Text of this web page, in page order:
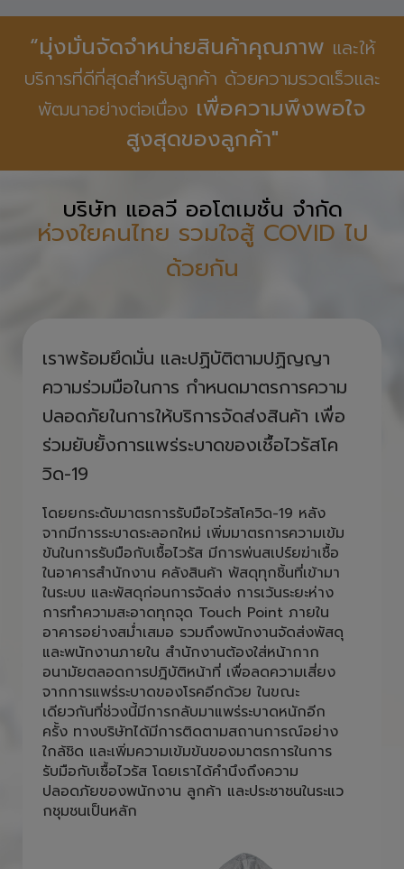
“มุ่งมั่นจัดจำหน่ายสินค้าคุณภาพ และให้
บริการที่ดีที่สุดสำหรับลูกค้า ด้วยความรวดเร็วและ
พัฒนาอย่างต่อเนื่อง เพื่อความพึงพอใจ
สูงสุดของลูกค้า"
บริษัท แอลวี ออโตเมชั่น จำกัด
ห่วงใยคนไทย รวมใจสู้ COVID ไป
ด้วยกัน
เราพร้อมยึดมั่น และปฏิบัติตามปฏิญญา
ความร่วมมือในการ กำหนดมาตรการความ
ปลอดภัยในการให้บริการจัดส่งสินค้า เพื่อ
ร่วมยับยั้งการแพร่ระบาดของเชื้อไวรัสโค
วิด-19
โดยยกระดับมาตรการรับมือไวรัสโควิด-19 หลัง
จากมีการระบาดระลอกใหม่ เพิ่มมาตรการความเข้ม
ข้นในการรับมือกับเชื้อไวรัส มีการพ่นสเปร์ยฆ่าเชื้อ
ในอาคารสำนักงาน คลังสินค้า พัสดุทุกชิ้นที่เข้ามา
ในระบบ และพัสดุก่อนการจัดส่ง การเว้นระยะห่าง
การทำความสะอาดทุกจุด Touch Point ภายใน
อาคารอย่างสม่ำเสมอ รวมถึงพนักงานจัดส่งพัสดุ
และพนักงานภายใน สำนักงานต้องใส่หน้ากาก
อนามัยตลอดการปฎิบัติหน้าที่ เพื่อลดความเสี่ยง
จากการแพร่ระบาดของโรคอีกด้วย ในขณะ
เดียวกันที่ช่วงนี้มีการกลับมาแพร่ระบาดหนักอีก
ครั้ง ทางบริษัทได้มีการติดตามสถานการณ์อย่าง
ใกล้ชิด และเพิ่มความเข้มข้นของมาตรการในการ
รับมือกับเชื้อไวรัส โดยเราได้คำนึงถึงความ
ปลอดภัยของพนักงาน ลูกค้า และประชาชนในระแว
กชุมชนเป็นหลัก